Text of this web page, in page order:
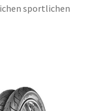
sportlichen